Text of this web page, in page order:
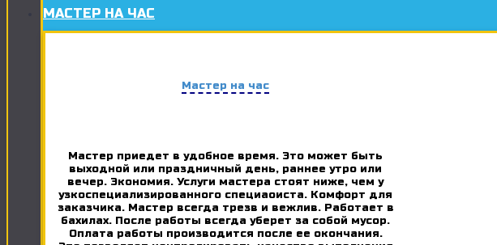
МАСТЕР НА ЧАС
Мастер на час
Мастер приедет в удобное время. Это может быть
выходной или праздничный день, раннее утро или
вечер. Экономия. Услуги мастера стоят ниже, чем у
узкоспециализированного специаоиста. Комфорт для
заказчика. Мастер всегда трезв и вежлив. Работает в
бахилах. После работы всегда уберет за собой мусор.
Оплата работы производится после ее окончания.